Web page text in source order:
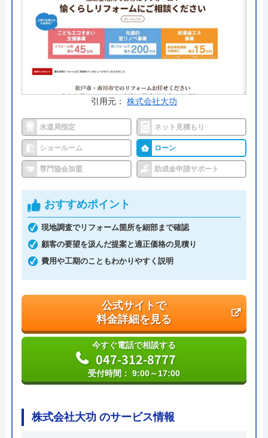
公式サイトで
料金詳細を見る
交換の達人 の基本情報
株式会社ハウスラボ
代表者
創業・設立 平成21年5月1日設立
本社所在地
〒556-0014
引用元： 株式会社大功
水道局指定 ネット見積もり
ショールーム ローン
専門協会加盟 助成金申請サポート
おすすめポイント
現地調査でリフォーム箇所を細部まで確認
顧客の要望を汲んだ提案と適正価格の見積り
費用や工期のこともわかりやすく説明
公式サイトで
料金詳細を見る
今すぐ電話で相談する
047-312-8777
受付時間： 9:00～17:00
株式会社大功 のサービス情報